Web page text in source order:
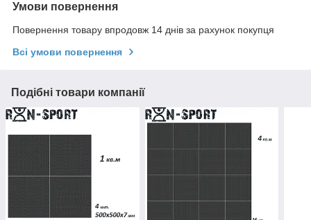
Умови повернення
Повернення товару впродовж 14 днів за рахунок покупця
Всі умови повернення
Подібні товари компанії